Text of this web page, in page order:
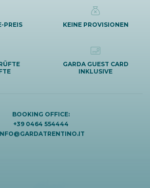
PREIS KEINE PROVISIONEN
GARDA GUEST CARD
INKLUSIVE
BOOKING OFFICE:
+39 0464 554444